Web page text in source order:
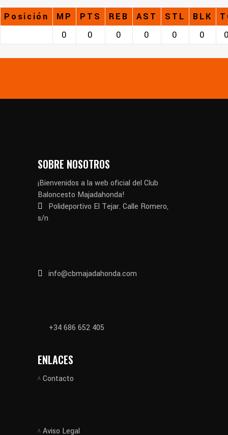
Posición MP PTS REB AST STL BLK
0
0 0 0 0 0
SOBRE NOSOTROS
¡Bienvenidos a la web oficial del Club
Baloncesto Majadahonda!
Polideportivo El Tejar. Calle Romero,
s/n
info@cbmajadahonda.com
+34 686 652 405
ENLACES
Contacto
Aviso Legal